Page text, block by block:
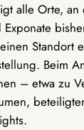
alle Orte,
Standort
Beim
– etwa zu